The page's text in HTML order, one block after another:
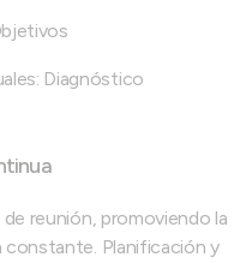
Diagnóstico
reunión, promoviendo la
constante. Planificación y